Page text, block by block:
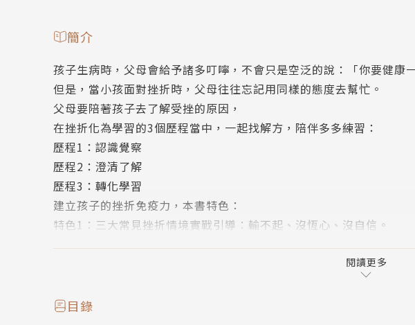
簡介
孩子生病時，父母會給予諸多叮嚀，不會只是空泛的說：「你要健康一
但是，當小孩面對挫折時，父母往往忘記用同樣的態度去幫忙。
父母要陪著孩子去了解受挫的原因，
在挫折化為學習的3個歷程當中，一起找解方，陪伴多多練習：
歷程1：認識覺察
歷程2：澄清了解
歷程3：轉化學習
建立孩子的挫折免疫力，本書特色：
特色1：三大常見挫折情境實戰引導：輸不起、沒恆心、沒自信。
閱讀更多
目錄